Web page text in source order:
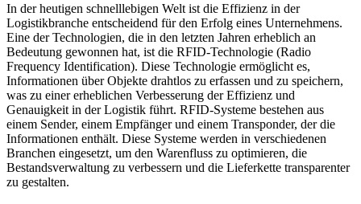
In der heutigen schnelllebigen Welt ist die Effizienz in der
Logistikbranche entscheidend für den Erfolg eines Unternehmens.
Eine der Technologien, die in den letzten Jahren erheblich an
Bedeutung gewonnen hat, ist die RFID-Technologie (Radio
Frequency Identification). Diese Technologie ermöglicht es,
Informationen über Objekte drahtlos zu erfassen und zu speichern,
was zu einer erheblichen Verbesserung der Effizienz und
Genauigkeit in der Logistik führt. RFID-Systeme bestehen aus
einem Sender, einem Empfänger und einem Transponder, der die
Informationen enthält. Diese Systeme werden in verschiedenen
Branchen eingesetzt, um den Warenfluss zu optimieren, die
Bestandsverwaltung zu verbessern und die Lieferkette transparenter
zu gestalten.